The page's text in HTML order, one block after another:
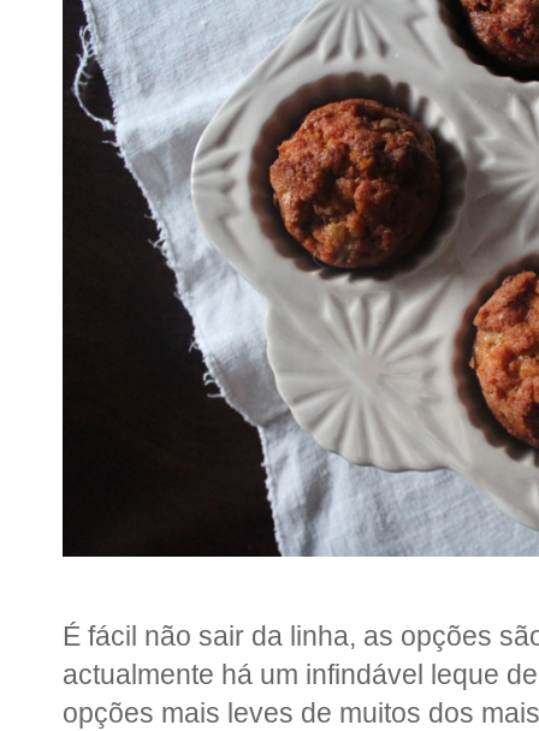
É fácil não sair da linha, as opções
actualmente há um infindável leque
opções mais leves de muitos dos